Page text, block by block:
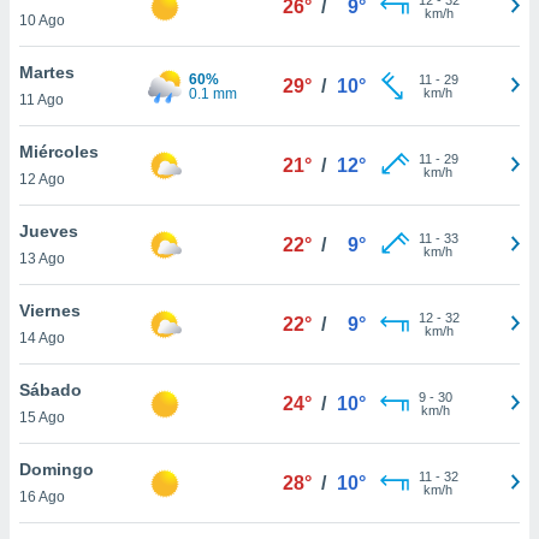
más
nuestra
y
de
disponible
cookies
aceptar
10 Ago
26° / 9°
km/h
Martes
11 Ago
60%
0.1 mm
29° / 10° 11 - 29
km/h
Miércoles
12 Ago
21° / 12° 11 - 29
km/h
Jueves
13 Ago
22° / 9° 11 - 33
km/h
Viernes
14 Ago
22° / 9° 12- 32
km/h
Sábado
15 Ago
24° / 10° 9- 30
km/h
Domingo
16 Ago
28° / 10° 11 - 32
km/h